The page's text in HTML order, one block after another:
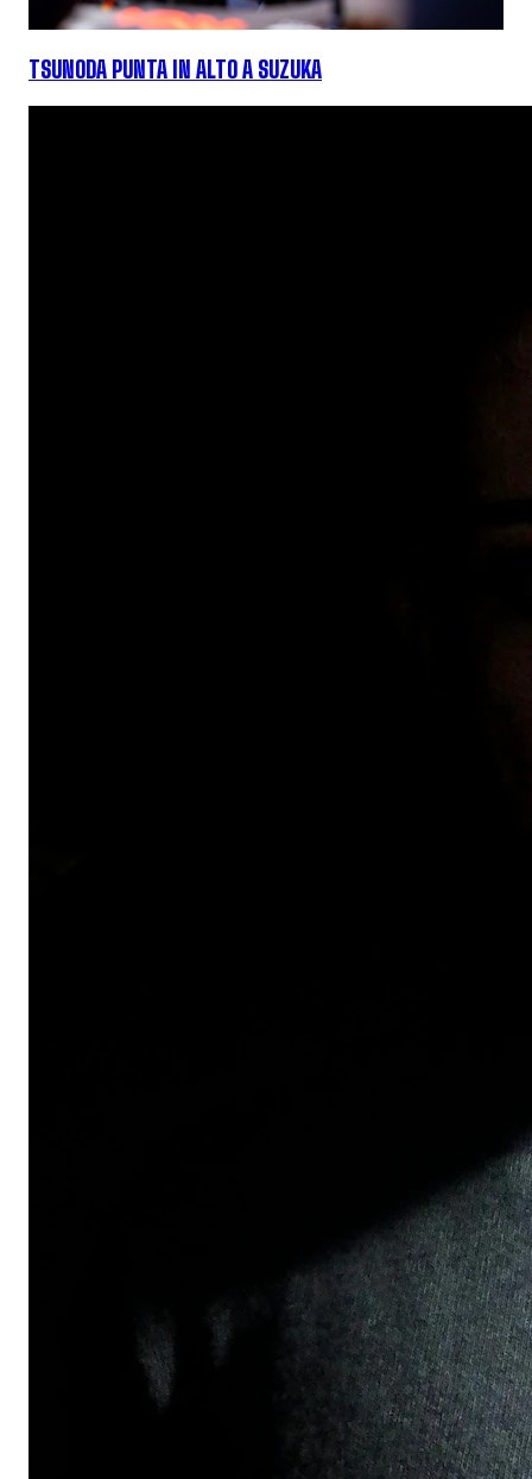
TSUNODA PUNTA IN ALTO A SUZUKA